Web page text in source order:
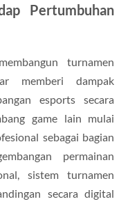
Pertumbuhan
turnamen
memberi dampak
esports secara
game lain mulai
sebagai bagian
permainan
sistem turnamen
secara digital